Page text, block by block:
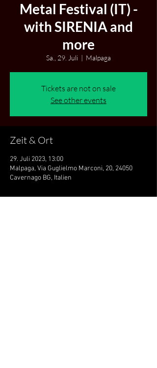
Metal Festival (IT) -
with SIRENIA and
more
Sa., 29. Juli
  |
Malpaga
Tickets are not on sale
See other events
Zeit & Ort
29. Juli 2023, 13:00
Malpaga, Via Guglielmo Marconi, 20, 24050
Cavernago BG, Italien